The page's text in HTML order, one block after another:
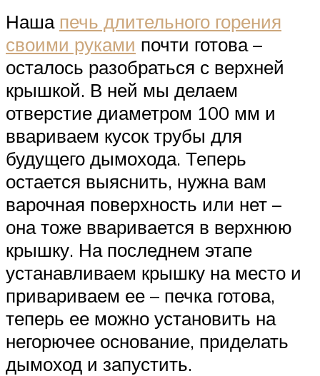
Наша печь длительного горения
своими руками почти готова –
осталось разобраться с верхней
крышкой. В ней мы делаем
отверстие диаметром 100 мм и
ввариваем кусок трубы для
будущего дымохода. Теперь
остается выяснить, нужна вам
варочная поверхность или нет –
она тоже вваривается в верхнюю
крышку. На последнем этапе
устанавливаем крышку на место и
привариваем ее – печка готова,
теперь ее можно установить на
негорючее основание, приделать
дымоход и запустить.